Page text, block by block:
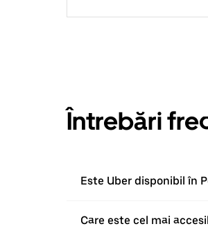
Întrebări
Este Uber disponibil în
Care este cel mai